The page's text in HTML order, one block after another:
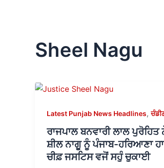
Sheel Nagu
Latest Punjab News Headlines,
ਰਾਜਪਾਲ ਬਨਵਾਰੀ ਲਾਲ
ਸ਼ੀਲ ਨਾਗੂ ਨੂੰ ਪੰਜਾਬ-ਹਰਿਆਣਾ
ਚੀਫ਼ ਜਸਟਿਸ ਵਜੋਂ ਸਹੁੰ ਚੁਕਾਈ